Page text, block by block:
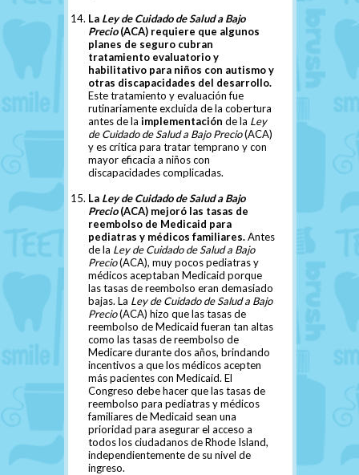
La Ley de Cuidado de Salud a Bajo
Precio(ACA) requiere que algunos
planes de seguro cubran
tratamiento evaluatorio y
habilitativo para niños con autismo y
otras discapacidades del desarrollo.
Este tratamiento y evaluación fue
rutinariamente excluida de la cobertura
antes de la implementación de la Ley
de Cuidado de Salud a Bajo Precio(ACA)
y es crítica para tratar temprano y con
mayor eficacia a niños con
discapacidades complicadas.
La Ley de Cuidado de Salud a Bajo
Precio(ACA) mejoró las tasas de
reembolso de Medicaid para
pediatras y médicos familiares.Antes
de la Ley de Cuidado de Salud a Bajo
Precio(ACA), muy pocos pediatras y
médicos aceptaban Medicaid porque
las tasas de reembolso eran demasiado
bajas. La Ley de Cuidado de Salud a Bajo
Precio(ACA) hizo que las tasas de
reembolso de Medicaid fueran tan altas
como las tasas de reembolso de
Medicare durante dos años, brindando
incentivos a que los médicos acepten
más pacientes con Medicaid. El
Congreso debe hacer que las tasas de
reembolso para pediatras y médicos
familiares de Medicaid sean una
prioridad para asegurar el acceso a
todos los ciudadanos de Rhode Island,
independientemente de su nivel de
ingreso.